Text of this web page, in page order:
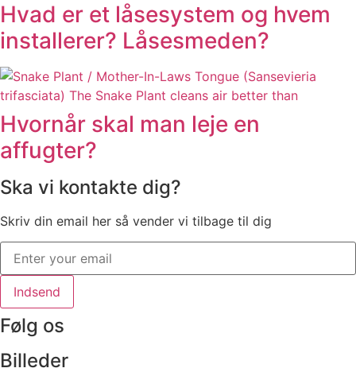
Hvad er et låsesystem og hvem
installerer? Låsesmeden?
Hvornår skal man leje en
affugter?
Ska vi kontakte dig?
Skriv din email her så vender vi tilbage til dig
Indsend
Følg os
Billeder